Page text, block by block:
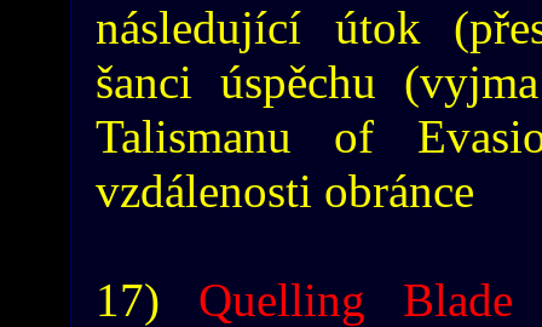
následující útok
šanci úspěchu
Talismanu of
vzdálenosti obránce
17) Quelling Blade